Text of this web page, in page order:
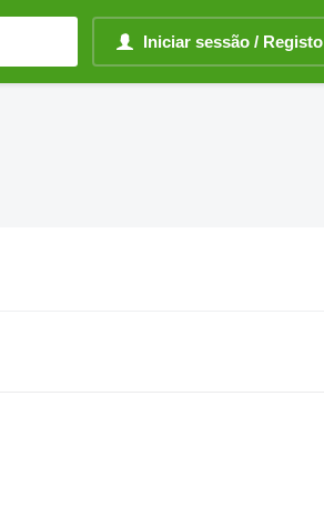
Iniciar sessão / Registo